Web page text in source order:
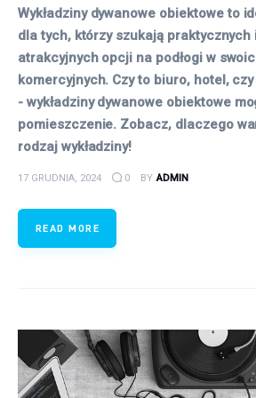
Wykładziny dywanowe obiektowe to
dla tych, którzy szukają
atrakcyjnych opcji na podłogi w
komercyjnych. Czy to biuro, hotel,
- wykładziny dywanowe obiektowe
pomieszczenie. Zobacz, dlaczego
rodzaj wykładziny!
17 GRUDNIA, 2024 0 BY ADMIN
READ MORE